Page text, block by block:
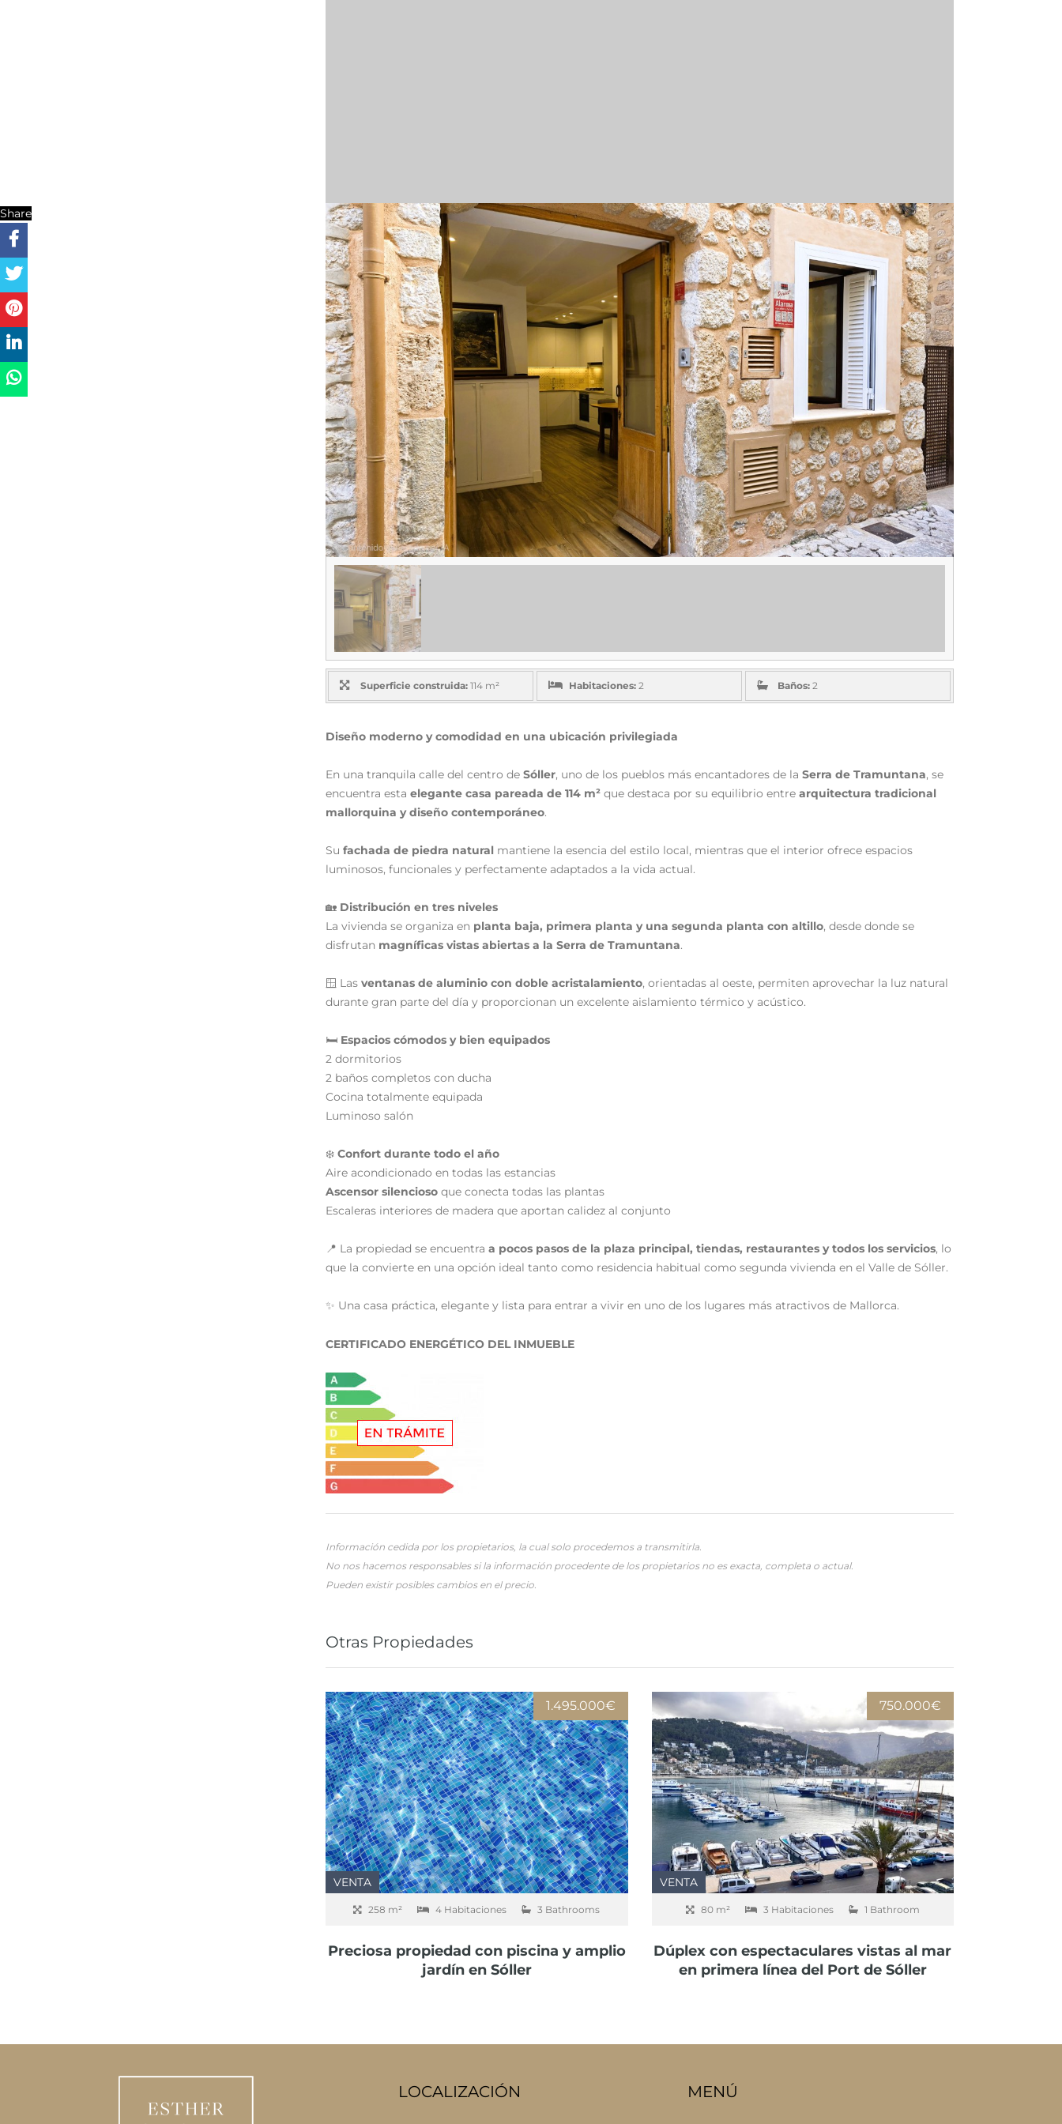
Superficie construida: 114 m² Habitaciones: 2 Baños: 2
Diseño moderno y comodidad en una ubicación privilegiada
En una tranquila calle del centro de Sóller, uno de los pueblos más encantadores de la Serra de Tramuntana, se
encuentra esta elegante casa pareada de 114 m² que destaca por su equilibrio entre arquitectura tradicional
mallorquina y diseño contemporáneo.
Su fachada de piedra natural mantiene la esencia del estilo local, mientras que el interior ofrece espacios
luminosos, funcionales y perfectamente adaptados a la vida actual.
🏡 Distribución en tres niveles
La vivienda se organiza en planta baja, primera planta y una segunda planta con altillo, desde donde se
disfrutan magníficas vistas abiertas a la Serra de Tramuntana.
🪟 Las ventanas de aluminio con doble acristalamiento, orientadas al oeste, permiten aprovechar la luz natural
durante gran parte del día y proporcionan un excelente aislamiento térmico y acústico.
🛏️ Espacios cómodos y bien equipados
2 dormitorios
2 baños completos con ducha
Cocina totalmente equipada
Luminoso salón
❄️ Confort durante todo el año
Aire acondicionado en todas las estancias
Ascensor silencioso que conecta todas las plantas
Escaleras interiores de madera que aportan calidez al conjunto
📍 La propiedad se encuentra a pocos pasos de la plaza principal, tiendas, restaurantes y todos los servicios, lo
que la convierte en una opción ideal tanto como residencia habitual como segunda vivienda en el Valle de Sóller.
✨ Una casa práctica, elegante y lista para entrar a vivir en uno de los lugares más atractivos de Mallorca.
CERTIFICADO ENERGÉTICO DEL INMUEBLE
Información cedida por los propietarios, la cual solo procedemos a transmitirla.
No nos hacemos responsables si la información procedente de los propietarios no es exacta, completa o actual.
Pueden existir posibles cambios en el precio.
Share
Otras Propiedades
VENTA
1.495.000€
258 m² 4 Habitaciones 3 Bathrooms
Preciosa propiedad con piscina y amplio
jardín en Sóller
VENTA
750.000€
80 m² 3 Habitaciones 1 Bathroom
Dúplex con espectaculares vistas al mar
en primera línea del Port de Sóller
LOCALIZACIÓN MENÚ